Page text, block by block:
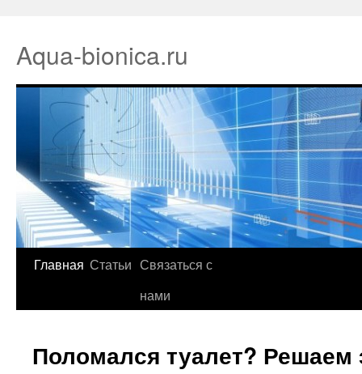
Aqua-bionica.ru
Главная Статьи Связаться с
нами
Поломался туалет? Решаем